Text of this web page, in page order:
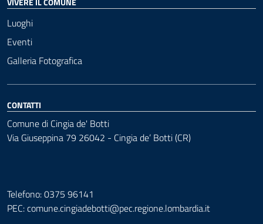
Luoghi
Eventi
Galleria Fotografica
CONTATTI
Comune di Cingia de' Botti
Via Giuseppina 79 26042 - Cingia de’ Botti (CR)
Telefono: 0375 96141
PEC:comune.cingiadebotti@pec.regione.lombardia.it